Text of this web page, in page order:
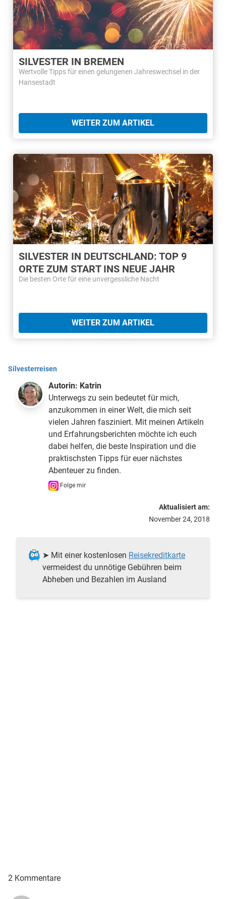
SILVESTER IN BREMEN
Wertvolle Tipps für einen gelungenen Jahreswechsel in der
Hansestadt
WEITER ZUM ARTIKEL
SILVESTER IN DEUTSCHLAND: TOP 9
ORTE ZUM START INS NEUE JAHR
Die besten Orte für eine unvergessliche Nacht
WEITER ZUM ARTIKEL
Silvesterreisen
Autorin: Katrin
Unterwegs zu sein bedeutet für mich,
anzukommen in einer Welt, die mich seit
vielen Jahren fasziniert. Mit meinen Artikeln
und Erfahrungsberichten möchte ich euch
dabei helfen, die beste Inspiration und die
praktischsten Tipps für euer nächstes
Abenteuer zu finden.
Folge mir
Aktualisiert am:
November 24, 2018
➤ Mit einer kostenlosen Reisekreditkarte
vermeidest du unnötige Gebühren beim
Abheben und Bezahlen im Ausland
2 Kommentare